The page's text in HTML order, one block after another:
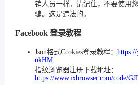
销人员一样。请记住，不要使用
骗。这是违法的。
Facebook 登录教程
Json格式Cookies登录教程：
ukHM
指纹浏览器注册下载地址：
https://www.ixbrowser.com/code/